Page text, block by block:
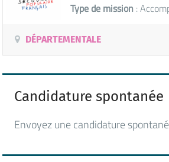
Type de mission :
DÉPARTEMENTALE
Candidature spontanée
Envoyez une candidature